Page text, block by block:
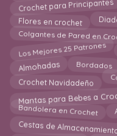
Crochet para Principantes
Flores en crochet
Colgantes de Pared en
Los Mejores 25 Patrones
Almohadas Bordados
Crochet Navidadeño
Mantas para Bebes a
Bandolera en Crochet
Cestas de Almacenamiento